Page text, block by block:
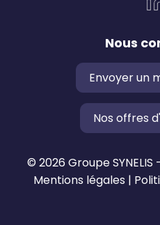
Nous
Envoyer un
Nos offres
© 2026 Groupe
Mentions légales |